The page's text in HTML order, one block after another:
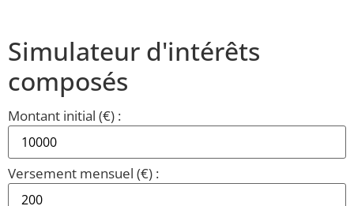
Simulateur d'intérêts
composés
Montant initial (€) :
Versement mensuel (€) :